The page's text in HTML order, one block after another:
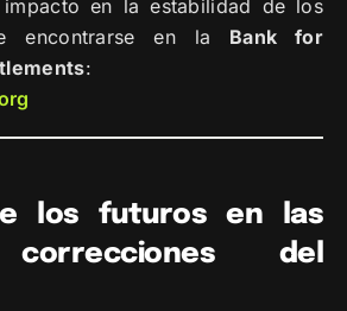
en la estabilidad de los
encontrarse en la Bank for
:
los futuros en las
del